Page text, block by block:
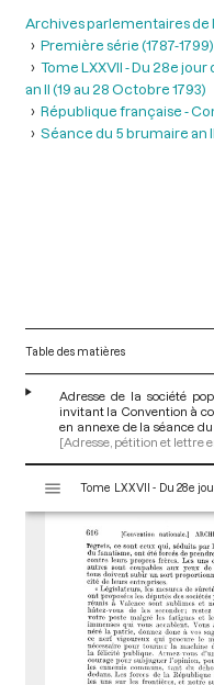
Archives parlementaires de
Première série (1787-1799)
Tome LXXVII - Du 28e jour
an II (19 au 28 Octobre 1793)
République française -
Séance du 5 brumaire an
Table des matières
Adresse de la société
invitant la Convention à
en annexe de la séance
[Adresse, pétition et lettre
s